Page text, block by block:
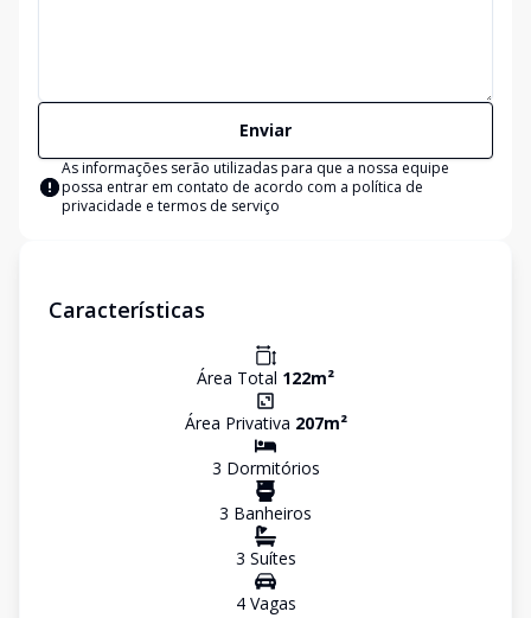
Enviar
As informações serão utilizadas para que a nossa equipe
possa entrar em contato de acordo com a política de
privacidade e termos de serviço
Características
Área Total 122m²
Área Privativa 207m²
3 Dormitórios
3 Banheiros
3 Suítes
4Vagas